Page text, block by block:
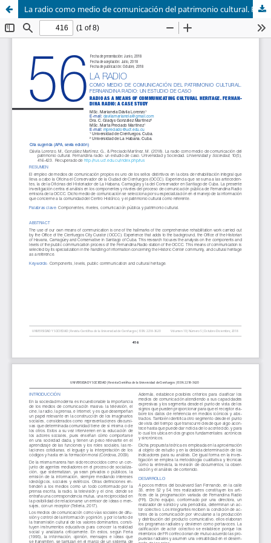
La radio como medio de comunicación del patrimonio cultural. Fernandina radio: un estudio de caso